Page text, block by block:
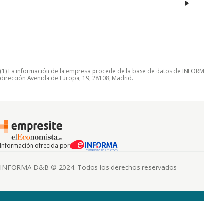
(1) La información de la empresa procede de la base de datos de
dirección Avenida de Europa, 19, 28108, Madrid.
Información ofrecida por
INFORMA D&B © 2024. Todos los derechos reservados